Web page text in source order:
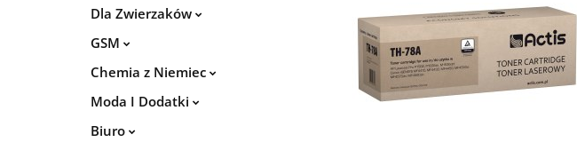
Dla Zwierzaków
GSM
Chemia z Niemiec
Moda I Dodatki
Biuro